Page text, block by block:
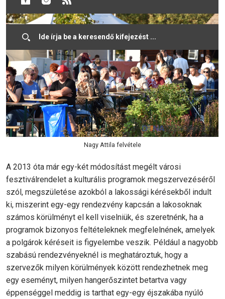
Nagy Attila felvétele
A 2013 óta már egy-két módosítást megélt városi
fesztiválrendelet a kulturális programok megszervezéséről
szól, megszületése azokból a lakossági kérésekből indult
ki, miszerint egy-egy rendezvény kapcsán a lakosoknak
számos körülményt el kell viselniük, és szeretnénk, ha a
programok bizonyos feltételeknek megfelelnének, amelyek
a polgárok kéréseit is figyelembe veszik. Például a nagyobb
szabású rendezvényeknél is meghatároztuk, hogy a
szervezők milyen körülmények között rendezhetnek meg
egy eseményt, milyen hangerőszintet betartva vagy
éppenséggel meddig is tarthat egy-egy éjszakába nyúló